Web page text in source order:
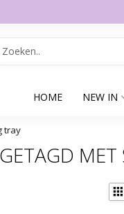
HOME NEW IN
tray
MET